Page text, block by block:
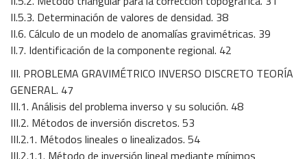
II.5.3. Determinación de valores de densidad. 38
II.6. Cálculo de un modelo de anomalías gravimétricas. 39
II.7. Identificación de la componente regional. 42
III. PROBLEMA GRAVIMÉTRICO INVERSO DISCRETO TEORÍA
GENERAL. 47
III.1. Análisis del problema inverso y su solución. 48
III.2. Métodos de inversión discretos. 53
III.2.1. Métodos lineales o linealizados. 54
III.2.1.1. Método de inversión lineal mediante mínimos